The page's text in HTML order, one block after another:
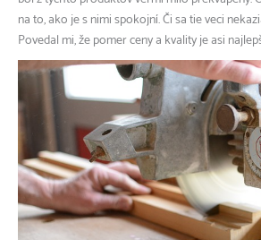
na to, ako je s nimi spokojní. Či sa tie veci
Povedal mi, že pomer ceny a kvality je asi